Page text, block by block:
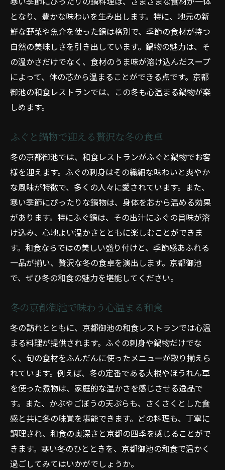
となり、豊かな味わいを生み出します。特に、地元の新
鮮な野菜や魚介を使った鍋は格別で、季節の食材が持つ
自然の美味しさを引き出しています。鍋物の魅力は、そ
の温かさだけでなく、食材のうま味が溶け込んだスープ
によって、体の芯から温まることができる点です。京都
御池の和食レストランでは、この冬も心温まる鍋物が楽
しめます。
ふぐと鍋物で迎える贅沢な冬の食卓
冬の京都御池では、和食レストランがふぐと鍋物でお客
様を迎えます。ふぐの刺身はその繊細な味わいと爽やか
な風味が特徴で、多くの人々に愛されています。また、
寒い季節にぴったりな鍋物は、身体を芯から温める効果
があります。特にふぐ鍋は、その出汁にふぐの旨味が溶
け込み、心地よい温かさとともに楽しむことができま
す。和食ならではの美しい盛り付けと、季節感あふれる
一品が揃い、贅沢な冬の食卓を演出します。京都御池
で、ぜひ冬の和食の魅力を堪能してください。
冬の京都御池で味わう心温まる和食
冬の訪れとともに、京都御池の和食レストランでは心温
まる料理が提供されます。ふぐの刺身や鍋物だけでな
く、旬の食材をふんだんに使ったメニューが取り揃えら
れています。例えば、冬の定番である大根やほうれん草
を使った煮物は、家庭的な温かさを感じさせる逸品で
す。また、かぶやごぼうの天ぷらも、さくさくとした食
感と共に冬の味覚を堪能できます。どの料理も、丁寧に
調理され、和食の奥深さと京都の四季を感じることがで
きます。寒い冬のひとときを、京都御池の和食で温かく
過ごしてみてはいかがでしょうか。